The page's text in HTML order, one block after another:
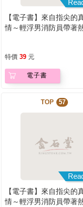
【電子書】來自指尖的
情～輕浮男消防員帶著
特價 39 元
電子書
TOP 57
【電子書】來自指尖的
情～輕浮男消防員帶著